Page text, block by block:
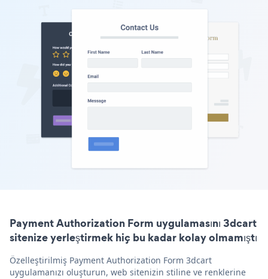
Payment Authorization Form uygulamasını 3dcart
sitenize yerleştirmek hiç bu kadar kolay olmamıştı
Özelleştirilmiş Payment Authorization Form 3dcart
uygulamanızı oluşturun, web sitenizin stiline ve renklerine